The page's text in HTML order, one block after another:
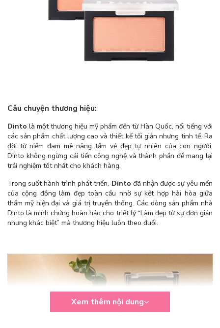
Câu chuyện thương hiệu:
Dinto là một thương hiệu mỹ phẩm đến từ Hàn Quốc, nổi tiếng với
các sản phẩm chất lượng cao và thiết kế tối giản nhưng tinh tế. Ra
đời từ niềm đam mê nâng tầm vẻ đẹp tự nhiên của con người,
Dinto không ngừng cải tiến công nghệ và thành phần để mang lại
trải nghiệm tốt nhất cho khách hàng.
Trong suốt hành trình phát triển, Dinto đã nhận được sự yêu mến
của cộng đồng làm đẹp toàn cầu nhờ sự kết hợp hài hòa giữa
thẩm mỹ hiện đại và giá trị truyền thống. Các dòng sản phẩm nhà
Dinto là minh chứng hoàn hảo cho triết lý “Làm đẹp từ sự đơn giản
nhưng khác biệt” mà thương hiệu luôn theo đuổi.
Xem thêm nội dung